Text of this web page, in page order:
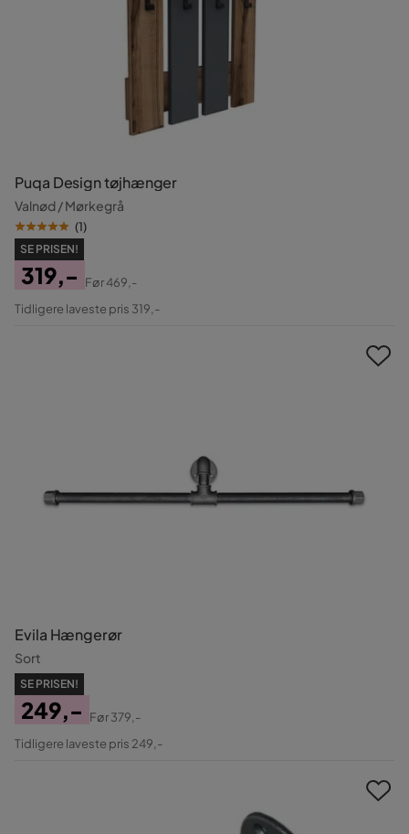
Puqa Design tøjhænger
Valnød / Mørkegrå
(1)
SE PRISEN!
Pris
319,-
Original
Før469,-
Tidligere laveste pris 319,-
Evila Hængerør
Sort
SE PRISEN!
Pris
249,-
Original
Før379,-
Tidligere laveste pris 249,-